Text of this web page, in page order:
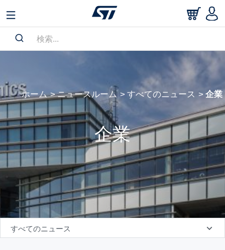
ホーム ニュースルーム すべてのニュース 企業
企業
すべてのニュース